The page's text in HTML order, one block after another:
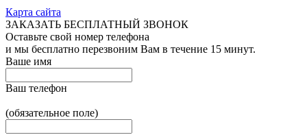
Карта сайта
ЗАКАЗАТЬ БЕСПЛАТНЫЙ ЗВОНОК
Оставьте свой номер телефона
и мы бесплатно перезвоним Вам в течение 15 минут.
Ваше имя
Ваш телефон
(обязательное поле)